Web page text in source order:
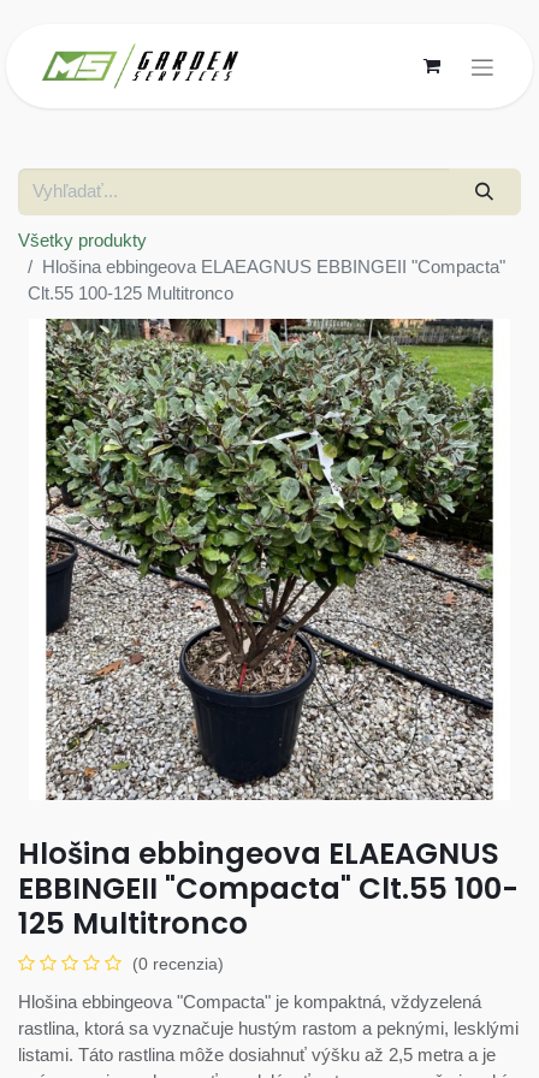
Všetky produkty
Hlošina ebbingeova ELAEAGNUS EBBINGEII "Compacta"
Clt.55 100-125 Multitronco
Hlošina ebbingeova ELAEAGNUS
EBBINGEII "Compacta" Clt.55 100-
125 Multitronco
(0 recenzia)
Hlošina ebbingeova "Compacta" je kompaktná, vždyzelená
rastlina, ktorá sa vyznačuje hustým rastom a peknými, lesklými
listami. Táto rastlina môže dosiahnuť výšku až 2,5 metra a je